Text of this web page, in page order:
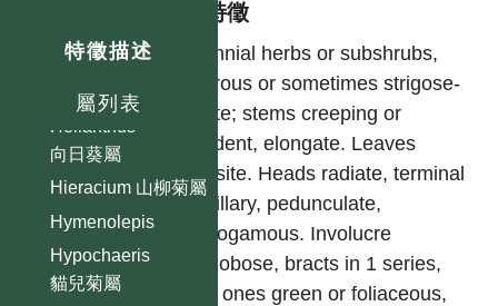
特徵描述
屬列表
光冠水菊屬
Gynura 三七草屬
Helianthus
向日葵屬
Hieracium 山柳菊屬
Hymenolepis
Hypochaeris
貓兒菊屬
型態特徵
Perennial herbs or subshrubs,
scabrous or sometimes strigose-
hirsute; stems creeping or
scandent, elongate. Leaves
opposite. Heads radiate, terminal
or axillary, pedunculate,
heterogamous. Involucre
subglobose, bracts in 1 series,
outer ones green or foliaceous,